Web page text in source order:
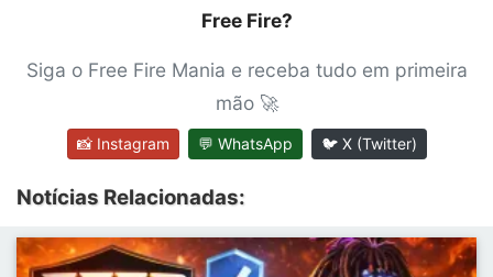
Free Fire?
Siga o Free Fire Mania e receba tudo em primeira
mão 🚀
📸 Instagram 💬 WhatsApp 🐦 X (Twitter)
Notícias Relacionadas: